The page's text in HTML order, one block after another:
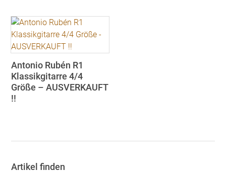
Antonio Rubén R1
Klassikgitarre 4/4
Größe – AUSVERKAUFT
!!
Artikel finden